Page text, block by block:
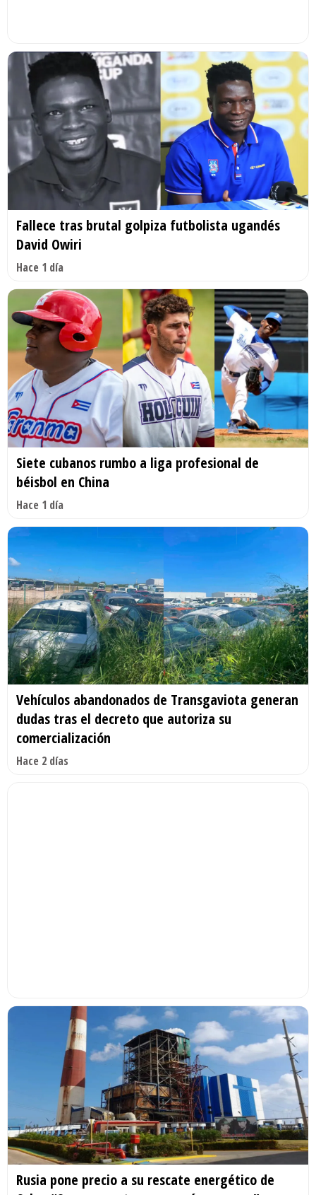
Fallece tras brutal golpiza futbolista ugandés
David Owiri
Hace 1 día
Siete cubanos rumbo a liga profesional de
béisbol en China
Hace 1 día
Vehículos abandonados de Transgaviota generan
dudas tras el decreto que autoriza su
comercialización
Hace 2 días
Rusia pone precio a su rescate energético de